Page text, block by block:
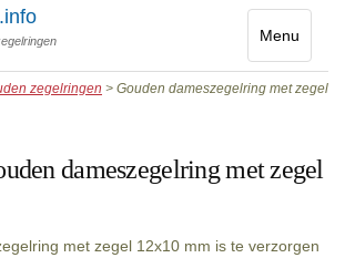
Menu
Toggle
.info
zegelringen > Gouden dameszegelring met zegel
dameszegelring met zegel
met zegel 12x10 mm is te verzorgen